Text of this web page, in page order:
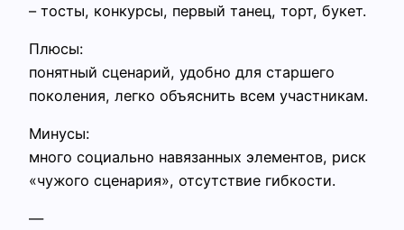
– тосты, конкурсы, первый танец, торт, букет.
Плюсы:
понятный сценарий, удобно для старшего
поколения, легко объяснить всем участникам.
Минусы:
много социально навязанных элементов, риск
«чужого сценария», отсутствие гибкости.
—